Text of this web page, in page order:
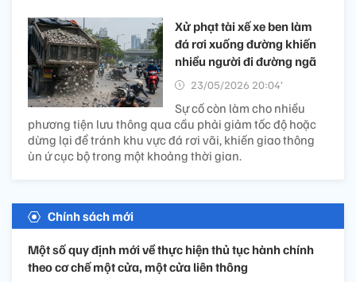
Xử phạt tài xế xe ben làm
đá rơi xuống đường khiến
nhiều người đi đường ngã
23/05/2026 20:04’
Sự cố còn làm cho nhiều
phương tiện lưu thông qua cầu phải giảm tốc độ hoặc
dừng lại để tránh khu vực đá rơi vãi, khiến giao thông
ùn ứ cục bộ trong một khoảng thời gian.
Chính sách mới
Một số quy định mới về thực hiện thủ tục hành chính
theo cơ chế một cửa, một cửa liên thông